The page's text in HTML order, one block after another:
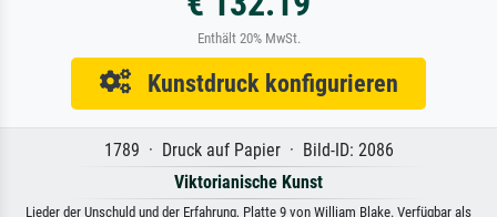
Enthält 20% MwSt.
Kunstdruck konfigurieren
1789 · Druck auf Papier · Bild-ID: 2086
Viktorianische Kunst
Lieder der Unschuld und der Erfahrung, Platte 9 von William Blake. Verfügbar als